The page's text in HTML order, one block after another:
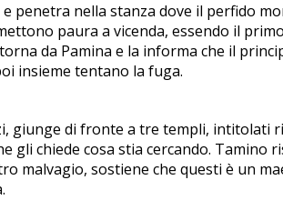
penetra nella stanza dove il perfido
paura a vicenda, essendo il
da Pamina e la informa che il
insieme tentano la fuga.
giunge di fronte a tre templi, intitolati
gli chiede cosa stia cercando.
malvagio, sostiene che questi è un